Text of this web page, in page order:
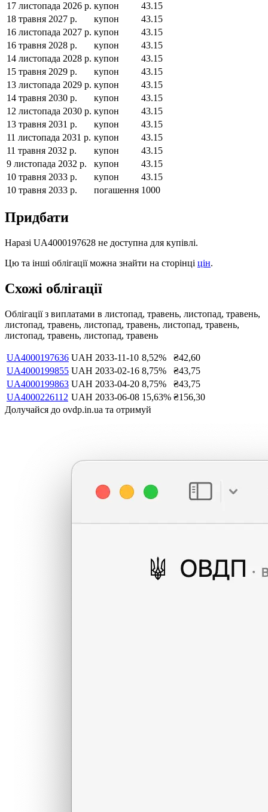
17 листопада 2026 р. купон
43.15
18 травня 2027 р.
купон
43.15
16 листопада 2027 р. купон
43.15
16 травня 2028 р.
купон
43.15
14 листопада 2028 р. купон
43.15
15 травня 2029 р.
купон
43.15
13 листопада 2029 р. купон
43.15
14 травня 2030 р.
купон
43.15
12 листопада 2030 р. купон
43.15
13 травня 2031 р.
купон
43.15
11 листопада 2031 р. купон
43.15
11 травня 2032 р.
купон
43.15
9 листопада 2032 р.
купон
43.15
10 травня 2033 р.
купон
43.15
10 травня 2033 р.
погашення 1000
Придбати
Наразі UA4000197628 не доступна для купівлі.
Цю та інші облігації можна знайти на сторінці цін.
Схожі облігації
Облігації з виплатами в листопад, травень, листопад, травень,
листопад, травень, листопад, травень, листопад, травень,
листопад, травень, листопад, травень
UA4000197636 UAH 2033-11-10 8,52% ₴42,60
UA4000199855 UAH 2033-02-16 8,75% ₴43,75
UA4000199863 UAH 2033-04-20 8,75% ₴43,75
UA4000226112 UAH 2033-06-08 15,63% ₴156,30
Долучайся до ovdp.in.ua та отримуй